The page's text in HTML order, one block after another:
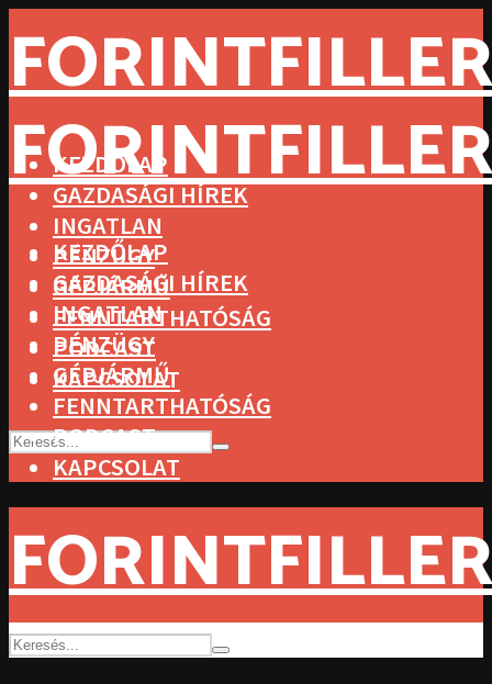
KEZDŐLAP
GAZDASÁGI HÍREK
INGATLAN
PÉNZÜGY
GÉPJÁRMŰ
FENNTARTHATÓSÁG
PODCAST
KAPCSOLAT
KEZDŐLAP
GAZDASÁGI HÍREK
INGATLAN
PÉNZÜGY
GÉPJÁRMŰ
FENNTARTHATÓSÁG
PODCAST
KAPCSOLAT